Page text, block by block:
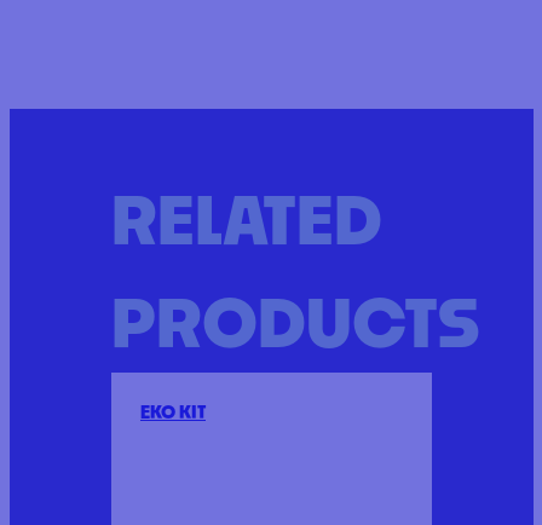
RELATED
PRODUCTS
EKO KIT